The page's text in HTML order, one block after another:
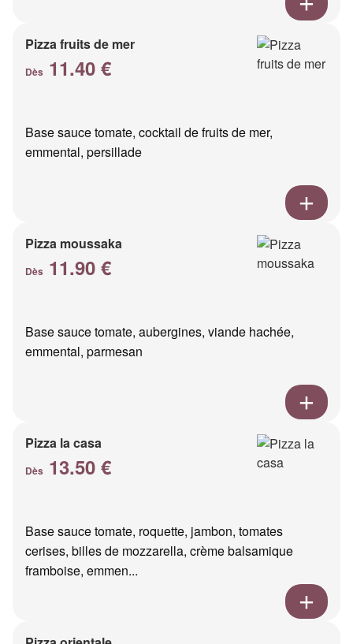
Pizza fruits de mer
Dès 11.40 €
Base sauce tomate, cocktail de fruits de mer,
emmental, persillade
Pizza moussaka
Dès 11.90 €
Base sauce tomate, aubergines, viande hachée,
emmental, parmesan
Pizza la casa
Dès 13.50 €
Base sauce tomate, roquette, jambon, tomates
cerises, billes de mozzarella, crème balsamique
framboise, emmen...